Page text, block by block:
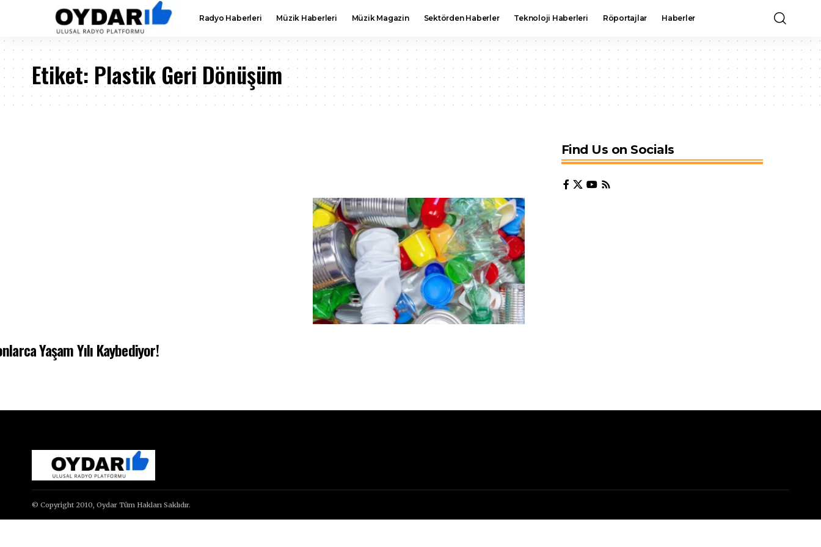
Radyo Haberleri Müzik Haberleri Müzik Magazin Sektörden Haberler Teknoloji Haberleri Röportajlar Haberler
Etiket: Plastik Geri Dönüşüm
Yaşam Yılı Kaybediyor!
Find Us on Socials
© Copyright 2010, Oydar Tüm Hakları Saklıdır.